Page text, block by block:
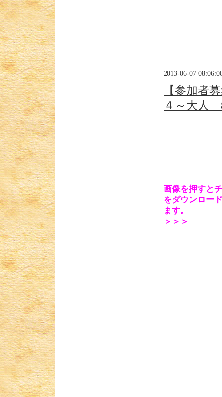
2013-06-07
【参加者
４～大人
画像を押すと
をダウンロー
ます。
＞＞＞